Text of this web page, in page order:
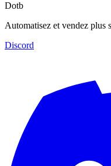
Dotb
Automatisez et vendez plus
Discord